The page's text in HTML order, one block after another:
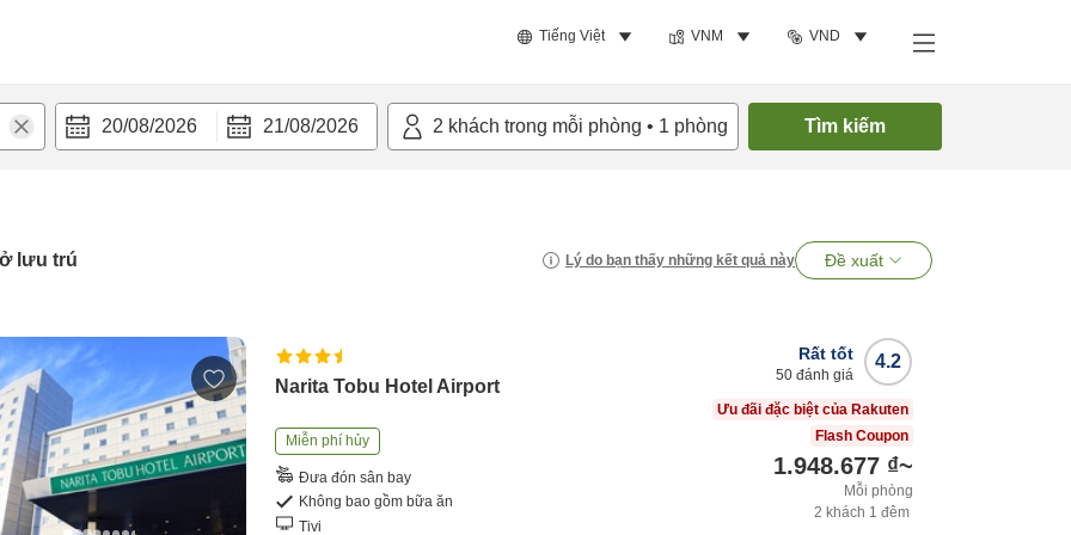
Tiếng Việt VNM VND
20/08/2026 21/08/2026 2 khách trong mỗi phòng • 1 phòng Tìm kiếm
lưu trú Lý do bạn thấy những kết quả này Đề xuất
Narita Tobu Hotel Airport
Miễn phí hủy
Đưa đón sân bay
Không bao gồm bữa ăn
Tivi
4.2
Rất tốt
50 đánh giá
Ưu đãi đặc biệt của Rakuten
Flash Coupon
1.948.677 ₫~
Mỗi phòng
2 khách 1 đêm